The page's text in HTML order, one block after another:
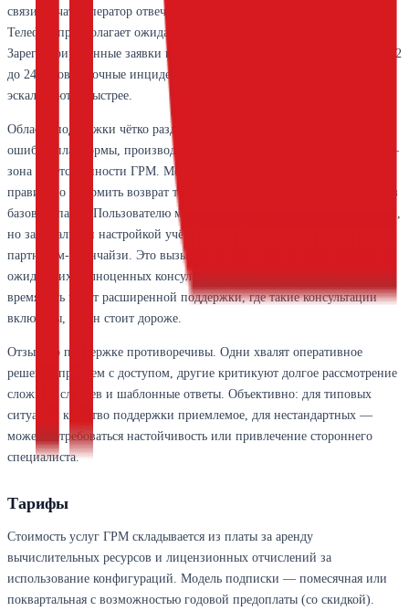
связи. В чате оператор отвечает за 5–15 минут в рабочее время.
Телефон предполагает ожидание на линии до 10 минут.
Зарегистрированные заявки на портале обрабатываются дольше — от 2
до 24 часов. Срочные инциденты (полная недоступность базы)
эскалируются быстрее.
Область поддержки чётко разделена: технические вопросы (доступ,
ошибки платформы, производительность, восстановление бэкапов) —
зона ответственности ГРМ. Методологические консультации («как
правильно оформить возврат товара в 1С:УТ») формально не входят в
базовый пакет. Пользователю могут предложить общие рекомендации,
но за детальной настройкой учётной политики обычно отсылают к
партнёрам-франчайзи. Это вызывает недовольство у части клиентов,
ожидавших полноценных консультаций от разработчика. В то же
время есть пакет расширенной поддержки, где такие консультации
включены, но он стоит дороже.
Отзывы о поддержке противоречивы. Одни хвалят оперативное
решение проблем с доступом, другие критикуют долгое рассмотрение
сложных случаев и шаблонные ответы. Объективно: для типовых
ситуаций качество поддержки приемлемое, для нестандартных —
может потребоваться настойчивость или привлечение стороннего
специалиста.
Тарифы
Стоимость услуг ГРМ складывается из платы за аренду
вычислительных ресурсов и лицензионных отчислений за
использование конфигураций. Модель подписки — помесячная или
поквартальная с возможностью годовой предоплаты (со скидкой).